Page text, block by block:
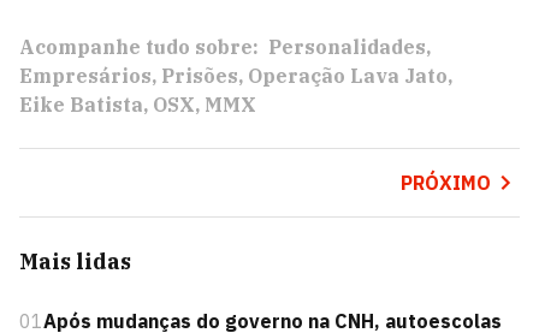
Acompanhe tudo sobre: Personalidades
Empresários Prisões Operação Lava Jato
Eike Batista OSX MMX
PRÓXIMO
Mais lidas
01Após mudanças do governo na CNH, autoescolas